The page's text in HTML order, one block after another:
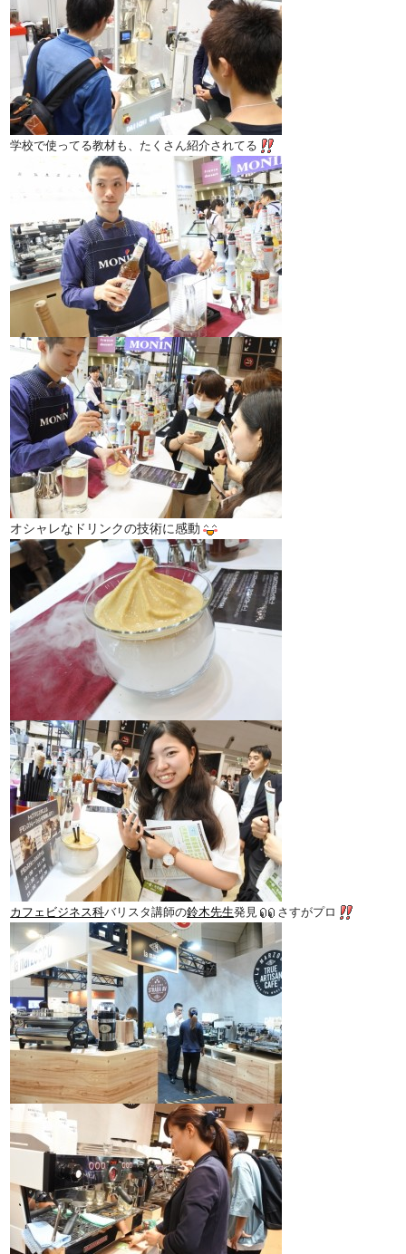
学校で使ってる教材も、たくさん紹介されてる
オシャレなドリンクの技術に感動
カフェビジネス科バリスタ講師の鈴木先生発見 さすがプロ